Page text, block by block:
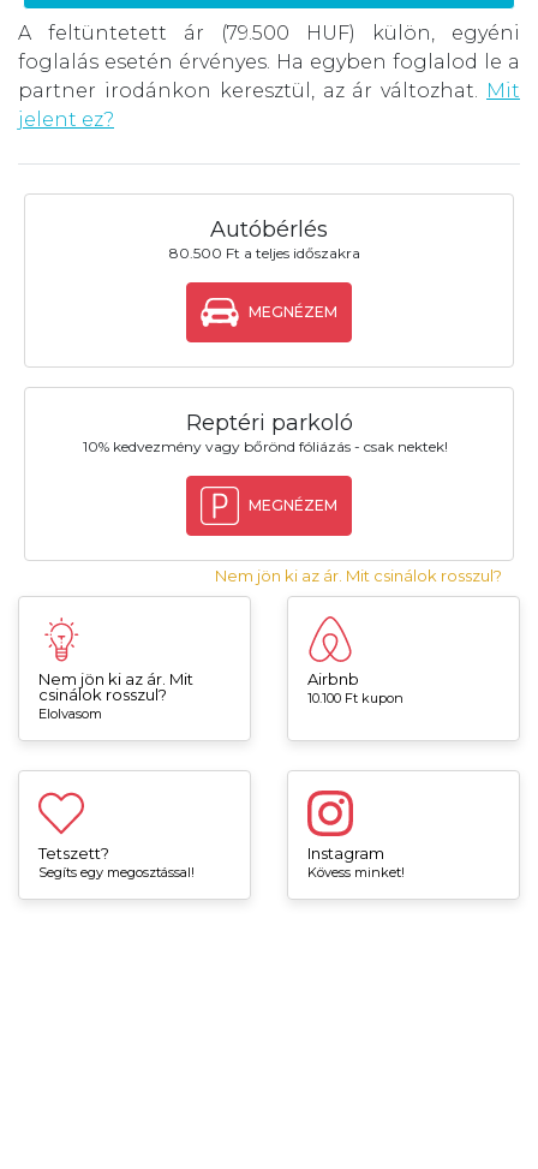
A feltüntetett ár (79.500 HUF) külön, egyéni
foglalás esetén érvényes. Ha egyben foglalod le a
partner irodánkon keresztül, az ár változhat.
Mit
jelent ez?
Autóbérlés
80.500 Ft a teljes időszakra
MEGNÉZEM
Reptéri parkoló
10% kedvezmény vagy bőrönd fóliázás - csak nektek!
MEGNÉZEM
Nem jön ki az ár. Mit csinálok rosszul?
Nem jön ki az ár. Mit
csinálok rosszul?
Elolvasom
Airbnb
10.100 Ft kupon
Tetszett?
Segíts egy megosztással!
Instagram
Kövess minket!